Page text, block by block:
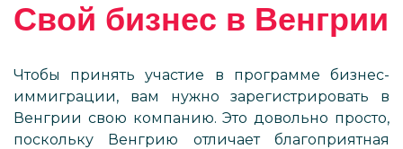
Свой бизнес в Венгрии
Чтобы принять участие в программе бизнес-
иммиграции, вам нужно зарегистрировать в
Венгрии свою компанию. Это довольно просто,
поскольку Венгрию отличает благоприятная